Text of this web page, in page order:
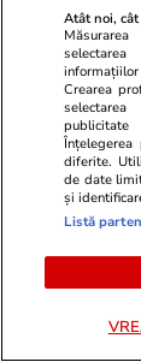
Știri România
Ultima
crescuți în
Reportaj
Soarelui”-
protecție
lagărele
gândesc
care s-au
Atât noi,
Crearea
diferite.
de date
și
Listă